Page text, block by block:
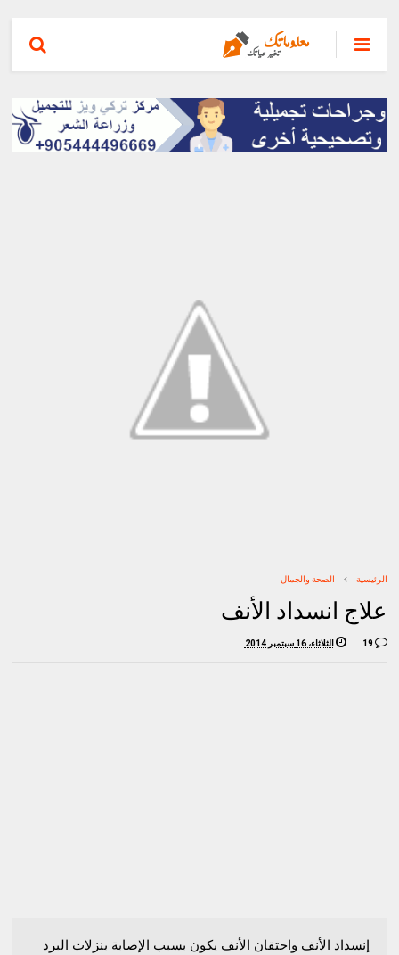
الرئيسية الصحة والجمال
علاج انسداد الأنف
19 الثلاثاء، 16 سبتمبر 2014
إنسداد الأنف واحتقان الأنف يكون بسبب الإصابة بنزلات البرد